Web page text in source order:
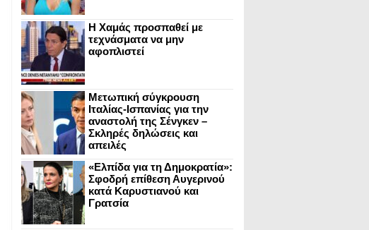
Η Χαμάς προσπαθεί με
τεχνάσματα να μην
αφοπλιστεί
Μετωπική σύγκρουση
Ιταλίας-Ισπανίας για την
αναστολή της Σένγκεν –
Σκληρές δηλώσεις και
απειλές
«Ελπίδα για τη Δημοκρατία»:
Σφοδρή επίθεση Αυγερινού
κατά Καρυστιανού και
Γρατσία